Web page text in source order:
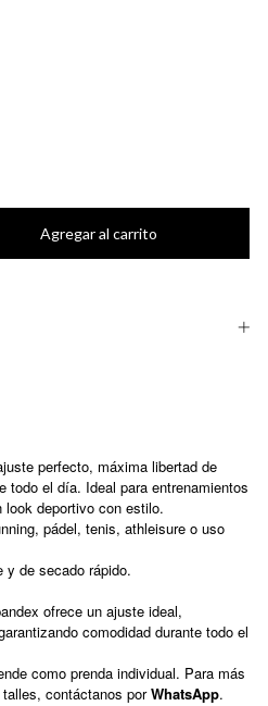
perfecto, máxima libertad de
todo el día. Ideal para entrenamientos
deportivo con estilo.
pádel, tenis, athleisure o uso
de secado rápido.
ofrece un ajuste ideal,
comodidad durante todo el
como prenda individual. Para más
contáctanos porWhatsApp.